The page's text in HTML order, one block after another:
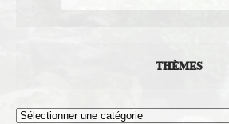
THÈMES
Thèmes